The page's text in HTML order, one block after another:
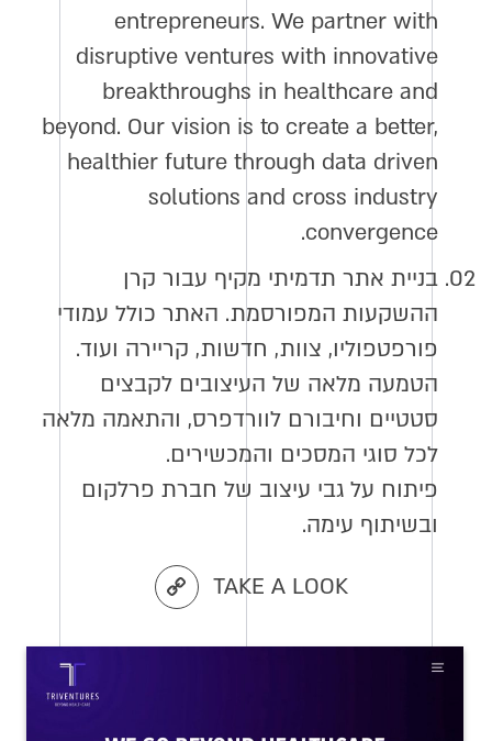
entrepreneurs. We partner with
disruptive ventures with innovative
breakthroughs in healthcare and
beyond. Our vision is to create a better,
healthier future through data driven
solutions and cross industry
convergence.
02. בניית אתר תדמיתי מקיף עבור קרן
ההשקעות המפורסמת. האתר כולל עמודי
פורפטפוליו, צוות, חדשות, קריירה ועוד.
הטמעה מלאה של העיצובים לקבצים
סטטיים וחיבורם לוורדפרס, והתאמה מלאה
לכל סוגי המסכים והמכשירים.
פיתוח על גבי עיצוב של חברת פרלקום
ובשיתוף עימה.
TAKE A LOOK